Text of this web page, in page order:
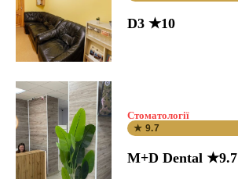
D3 ★10
Стоматології
★ 9.7
M+D Dental ★9.7